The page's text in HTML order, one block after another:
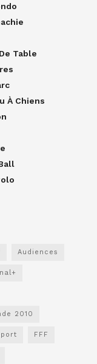
Table
À Chiens
Audiences
2010
FFF